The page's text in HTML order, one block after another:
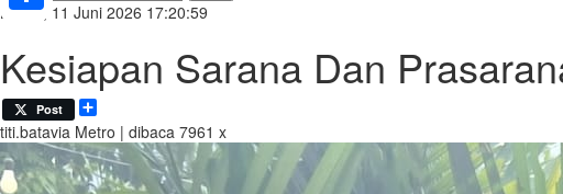
Kamis, 11 Juni 2026 17:20:59
Kesiapan Sarana Dan
Post
titi.batavia Metro | dibaca 7961 x
Share